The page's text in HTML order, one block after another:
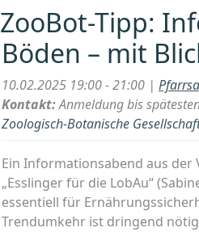
ZooBot-Tipp:
Böden – mit
10.02.2025 19:00 - 21:00 |
Kontakt:Anmeldung bis
Zoologisch-Botanische
Ein Informationsabend aus der
„Esslinger für die LobAu“
essentiell für
Trendumkehr ist dringend